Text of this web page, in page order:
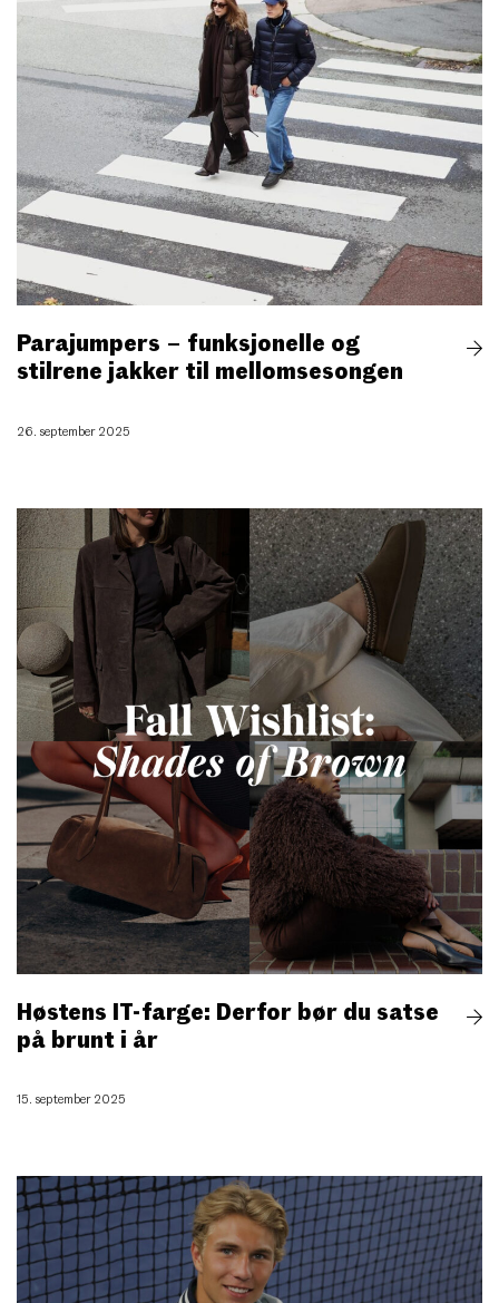
Parajumpers – funksjonelle og
stilrene jakker til mellomsesongen
26. september 2025
Høstens IT-farge: Derfor bør du satse
på brunt i år
15. september 2025